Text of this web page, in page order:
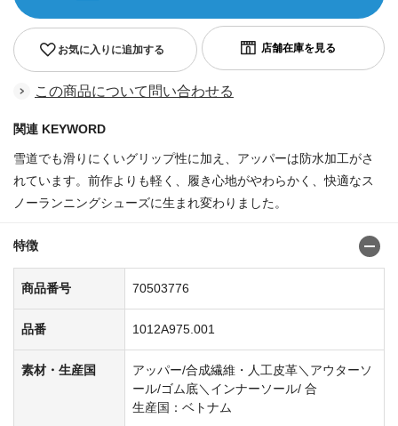
お気に入りに追加する
この商品について問い合わせる
関連 KEYWORD
雪道でも滑りにくいグリップ性に加え、アッパーは防水加工がさ
れています。前作よりも軽く、履き心地がやわらかく、快適なス
ノーランニングシューズに生まれ変わりました。
特徴
商品番号 70503776
品番 1012A975.001
素材・生産国
アッパー/合成繊維・人工皮革＼アウターソ
ール/ゴム底＼インナーソール/ 合
生産国：ベトナム